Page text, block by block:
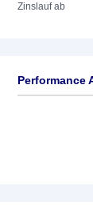
Zinslauf ab
Performance